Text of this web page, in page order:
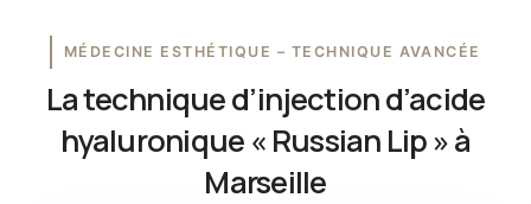
MÉDECINE ESTHÉTIQUE – TECHNIQUE AVANCÉE
La technique d’injection d’acide
hyaluronique « Russian Lip » à
Marseille